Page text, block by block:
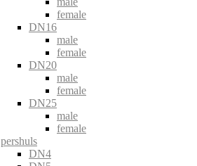
female
DN16
male
female
DN20
male
female
DN25
male
female
pershuls
DN4